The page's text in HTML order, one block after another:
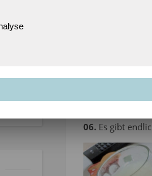
–
Wir gehen
Wir dürfen
schießen.
06. Es gibt